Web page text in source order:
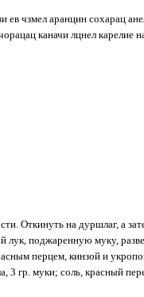
ев чзмел аранцин сохарац
каначи лцнел карелие
Откинуть на дуршлаг, а
лук, поджаренную муку,
перцем, кинзой и
3 гр. муки; соль, красный